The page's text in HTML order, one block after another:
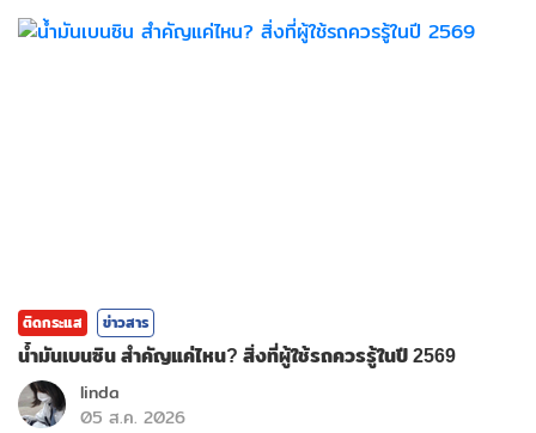
ติดกระแส ข่าวสาร
น้ำมันเบนซิน สำคัญแค่ไหน? สิ่งที่ผู้ใช้รถควรรู้ในปี 2569
linda
05 ส.ค. 2026